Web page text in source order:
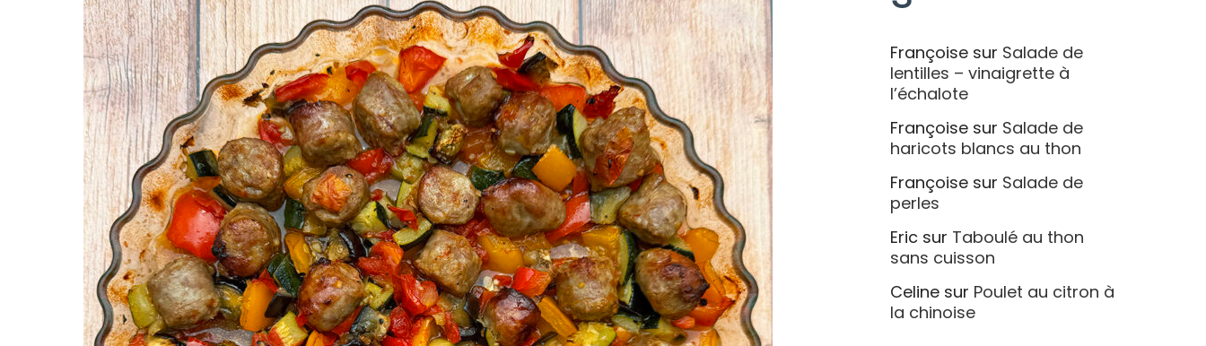
Françoisesur Salade de
lentilles – vinaigrette à
l’échalote
Françoisesur Salade de
haricots blancs au thon
Françoisesur Salade de
perles
Eric sur Taboulé au thon
sans cuisson
Celinesur Poulet au citron à
la chinoise